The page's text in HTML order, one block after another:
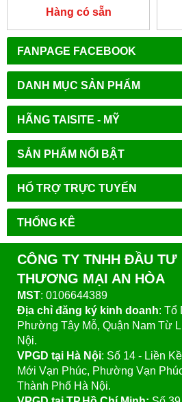
FANPAGE FACEBOOK
DANH MỤC SẢN PHẨM
HÃNG TAISITE - MỸ
SẢN PHẨM NỔI BẬT
HỔ TRỢ TRỰC TUYẾN
THỐNG KÊ
MODEL:MW110-15
Hàng có sẵn
CÔNG TY TNHH ĐẦU TƯ
THƯƠNG MẠI AN HÒA
MST: 0106644389
Địa chỉ đăng ký kinh doanh: Tổ
Phường Tây Mỗ, Quận Nam Từ
Nội.
VPGD tại Hà Nội: Số 14 - Liền
Mới Vạn Phúc, Phường Vạn
Thành Phố Hà Nội.